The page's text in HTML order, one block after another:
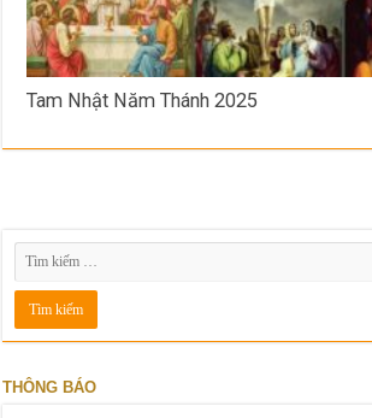
Tam Nhật Năm Thánh 2025
THÔNG BÁO